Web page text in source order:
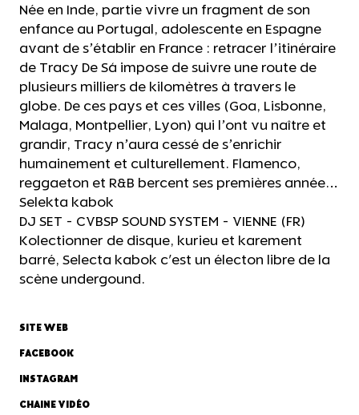
Née en Inde, partie vivre un fragment de son
enfance au Portugal, adolescente en Espagne
avant de s’établir en France : retracer l’itinéraire
de Tracy De Sá impose de suivre une route de
plusieurs milliers de kilomètres à travers le
globe. De ces pays et ces villes (Goa, Lisbonne,
Malaga, Montpellier, Lyon) qui l’ont vu naître et
grandir, Tracy n’aura cessé de s’enrichir
humainement et culturellement. Flamenco,
reggaeton et R&B bercent ses premières année…
Selekta kabok
DJ SET - CVBSP SOUND SYSTEM - VIENNE (FR)
Kolectionner de disque, kurieu et karement
barré, Selecta kabok c'est un électon libre de la
scène undergound.
SITE WEB
FACEBOOK
INSTAGRAM
CHAINE VIDÉO